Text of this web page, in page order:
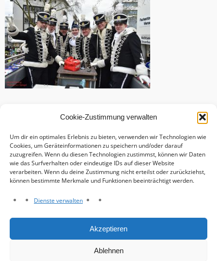
Cookie-Zustimmung verwalten
Um dir ein optimales Erlebnis zu bieten, verwenden wir Technologien wie
Cookies, um Geräteinformationen zu speichern und/oder darauf
zuzugreifen. Wenn du diesen Technologien zustimmst, können wir Daten
wie das Surfverhalten oder eindeutige IDs auf dieser Website
verarbeiten. Wenn du deine Zustimmung nicht erteilst oder zurückziehst,
können bestimmte Merkmale und Funktionen beeinträchtigt werden.
Dienste verwalten
Akzeptieren
Ablehnen